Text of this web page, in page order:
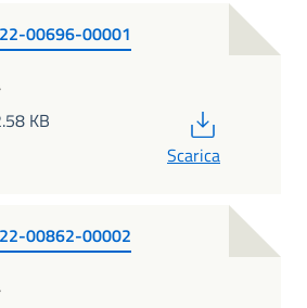
00696-00001
KB
Scarica
00862-00002